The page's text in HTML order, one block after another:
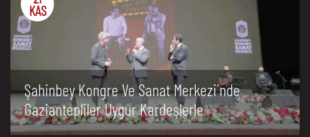
KAS
Şahinbey Kongre Ve Sanat Merkezi´nde
Gaziantepliler Uygur Kardeşlerle